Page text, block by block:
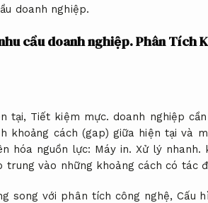
doanh nghiệp.
cầu doanh nghiệp.Phân Tích
tại, Tiết kiệm mực. doanh nghiệp
khoảng cách (gap) giữa hiện tại và
hóa nguồn lực: Máy in. Xử lý nhanh.
vào những khoảng cách có tác
song với phân tích công nghệ,Cấu